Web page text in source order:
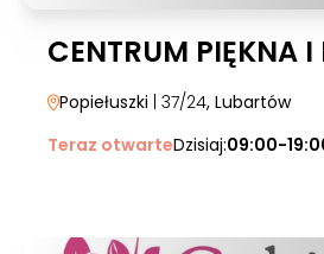
CENTRUM PIĘKNA I
Popiełuszki | 37/24, Lubartów
Teraz otwarteDzisiaj:09:00-